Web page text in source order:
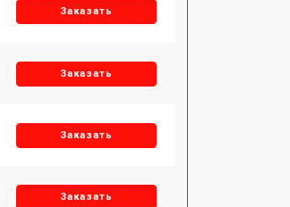
Заказать
Заказать
Заказать
Заказать